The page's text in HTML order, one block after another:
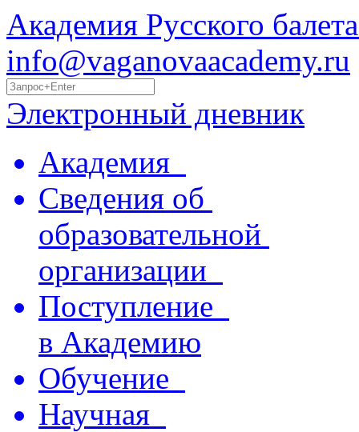
Академия Русского
info@vaganovaacademy.ru
Электронный дневник
Академия
Сведения об
образовательной
организации
Поступление
в Академию
Обучение
Научная